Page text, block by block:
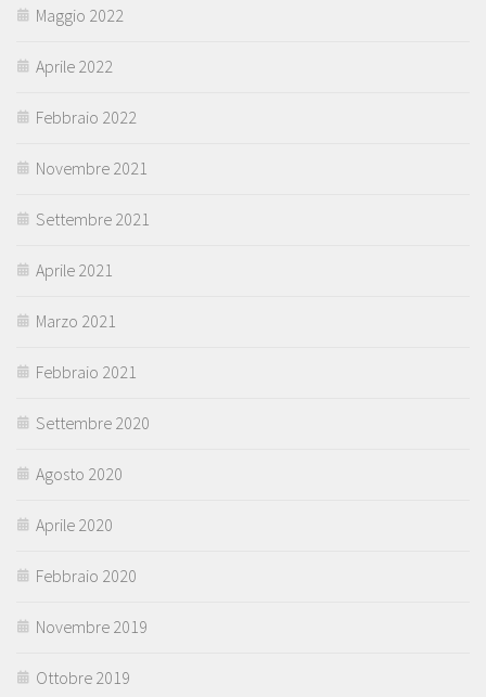
Maggio 2022
Aprile 2022
Febbraio 2022
Novembre 2021
Settembre 2021
Aprile 2021
Marzo 2021
Febbraio 2021
Settembre 2020
Agosto 2020
Aprile 2020
Febbraio 2020
Novembre 2019
Ottobre 2019